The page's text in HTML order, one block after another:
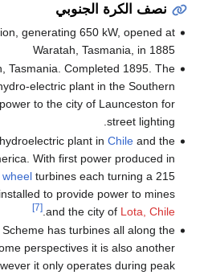
A small hydroelectric station, generating
Waratah,
Duck Reach , Launceston, Tasmania.
first publicly owned hydro-electric
Hemisphere. Supplied power to the
Chivilingo was the first hydroelectric
second in South America. With first
1897, it has twoPelton wheelturbines
kW generator. It was installed to
and
.
[7]
The Snowy Mountains Scheme has
tunnel so it, in some
hydroelectric station. However it only